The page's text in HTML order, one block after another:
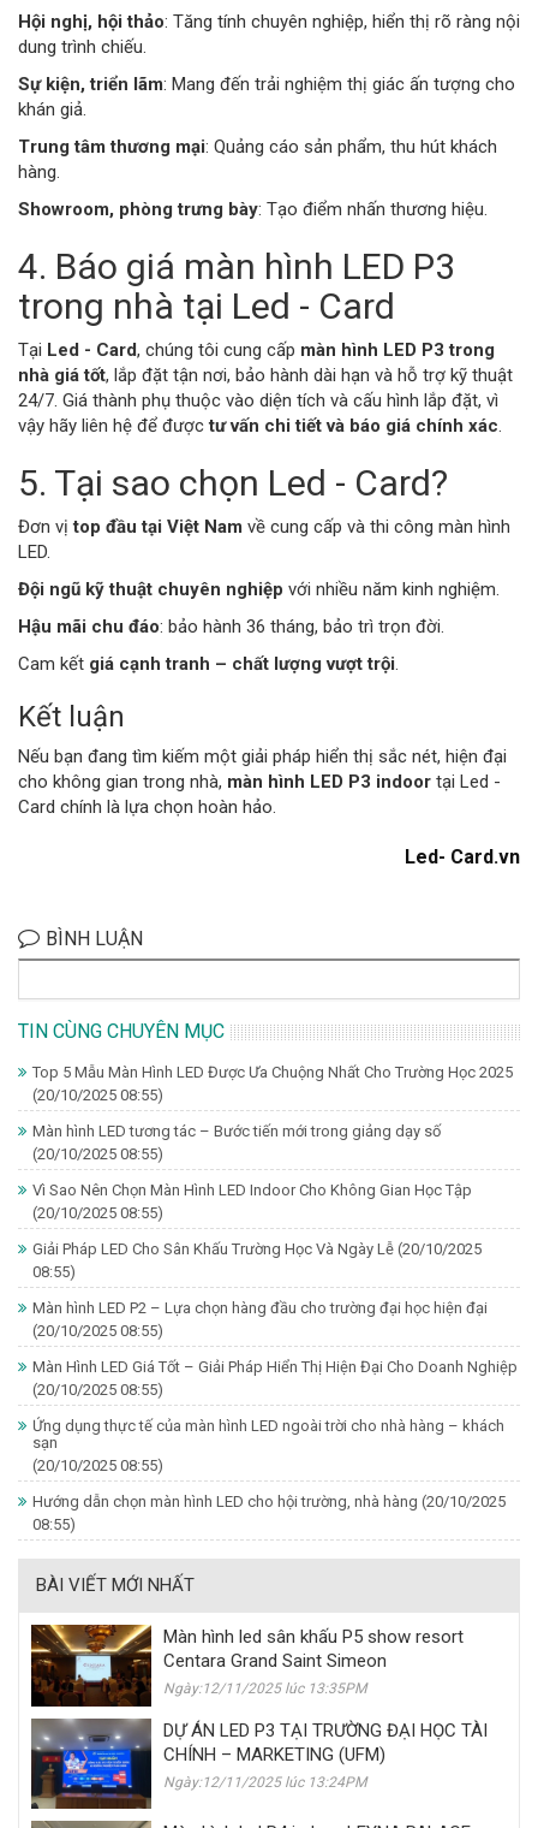
Hội nghị, hội thảo: Tăng tính chuyên nghiệp, hiển thị rõ ràng nội
dung trình chiếu.
Sự kiện, triển lãm: Mang đến trải nghiệm thị giác ấn tượng cho
khán giả.
Trung tâm thương mại: Quảng cáo sản phẩm, thu hút khách
hàng.
Showroom, phòng trưng bày: Tạo điểm nhấn thương hiệu.
4. Báo giá màn hình LED P3
trong nhà tại Led - Card
Tại Led - Card, chúng tôi cung cấp màn hình LED P3 trong
nhà giá tốt, lắp đặt tận nơi, bảo hành dài hạn và hỗ trợ kỹ thuật
24/7. Giá thành phụ thuộc vào diện tích và cấu hình lắp đặt, vì
vậy hãy liên hệ để đượctư vấn chi tiết và báo giá chính xác
5. Tại sao chọn Led - Card?
Đơn vịtop đầu tại Việt Nam về cung cấp và thi công màn hình
LED.
Đội ngũ kỹ thuật chuyên nghiệp với nhiều năm kinh nghiệm.
Hậu mãi chu đáo: bảo hành 36 tháng, bảo trì trọn đời.
Cam kết giá cạnh tranh – chất lượng vượt trội
Kết luận
Nếu bạn đang tìm kiếm một giải pháp hiển thị sắc nét, hiện đại
cho không gian trong nhà, màn hình LED P3 indoor tại Led -
Card chính là lựa chọn hoàn hảo.
Led- Card.vn
BÌNH LUẬN
TIN CÙNG CHUYÊN MỤC
Top 5 Mẫu Màn Hình LED Được Ưa Chuộng Nhất Cho Trường Học 2025
(20/10/2025 08:55)
Màn hình LED tương tác – Bước tiến mới trong giảng dạy số
(20/10/2025 08:55)
Vì Sao Nên Chọn Màn Hình LED Indoor Cho Không Gian Học Tập
(20/10/2025 08:55)
Giải Pháp LED Cho Sân Khấu Trường Học Và Ngày Lễ (20/10/2025
08:55)
Màn hình LED P2 – Lựa chọn hàng đầu cho trường đại học hiện đại
(20/10/2025 08:55)
Màn Hình LED Giá Tốt – Giải Pháp Hiển Thị Hiện Đại Cho Doanh Nghiệp
(20/10/2025 08:55)
Ứng dụng thực tế của màn hình LED ngoài trời cho nhà hàng – khách
sạn
(20/10/2025 08:55)
Hướng dẫn chọn màn hình LED cho hội trường, nhà hàng (20/10/2025
08:55)
BÀI VIẾT MỚI NHẤT
Màn hình led sân khấu P5 show resort
Centara Grand Saint Simeon
Ngày:12/11/2025 lúc 13:35PM
DỰ ÁN LED P3 TẠI TRƯỜNG ĐẠI HỌC TÀI
CHÍNH – MARKETING (UFM)
Ngày:12/11/2025 lúc 13:24PM